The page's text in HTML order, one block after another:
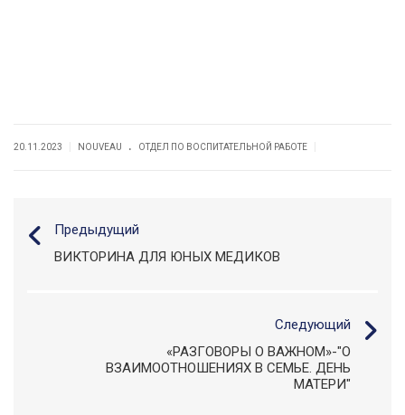
20.11.2023 NOUVEAU . ОТДЕЛ ПО ВОСПИТАТЕЛЬНОЙ РАБОТЕ
Предыдущий
ВИКТОРИНА ДЛЯ ЮНЫХ МЕДИКОВ
Следующий
«РАЗГОВОРЫ О ВАЖНОМ»-"О
ВЗАИМООТНОШЕНИЯХ В СЕМЬЕ. ДЕНЬ
МАТЕРИ"